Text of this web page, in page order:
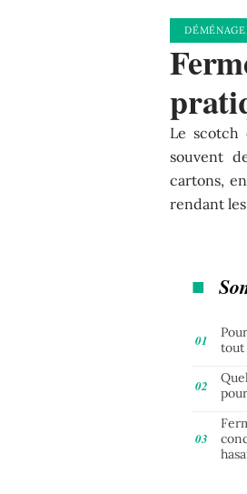
Le scotch
souvent
cartons,
rendant
tout